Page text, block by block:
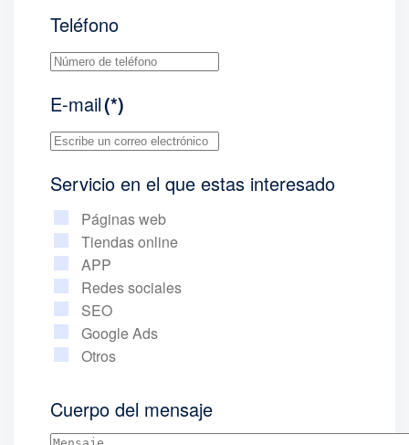
Teléfono
E-mail(*)
Servicio en el que estas interesado
Páginas web
Tiendas online
APP
Redes sociales
SEO
Google Ads
Otros
Cuerpo del mensaje